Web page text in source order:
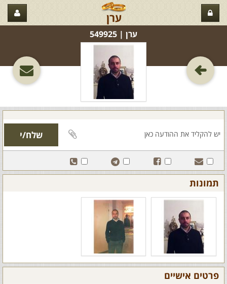
ערן
ערן‏ | 549925
תמונות
פרטים אישיים